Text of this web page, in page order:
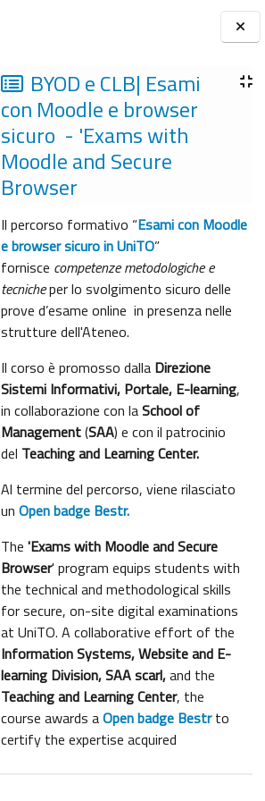
Blocchi
BYOD e CLB| Esami
con Moodle e browser
sicuro - 'Exams with
Moodle and Secure
Browser
Il percorso formativo “Esami con Moodle
e browser sicuro in UniTO”
fornisce competenze metodologiche e
tecnicheper lo svolgimento sicuro delle
prove d’esame online in presenza nelle
strutture dell'Ateneo.
Il corso è promosso dalla Direzione
Sistemi Informativi, Portale, E-learning,
in collaborazione con laSchool of
Management(SAA) e con il patrocinio
del Teaching and Learning Center.
Al termine del percorso, viene rilasciato
unOpen badge Bestr.
The'Exams with Moodle and Secure
Browser' program equips students with
the technical and methodological skills
for secure, on-site digital examinations
at UniTO. A collaborative effort of the
Information Systems, Website and E-
learning Division,SAA scarl,and the
Teaching and Learning Center, the
course awards aOpen badge Bestrto
certify the expertise acquired